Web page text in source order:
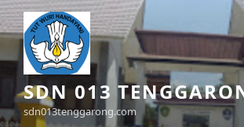
Skip
to
content
SDN 013
sdn013tenggarong.com